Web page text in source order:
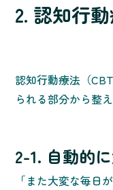
2. 認知行
認知行動療法（
られる部分から整
2-1. 自動的
「また大変な毎日